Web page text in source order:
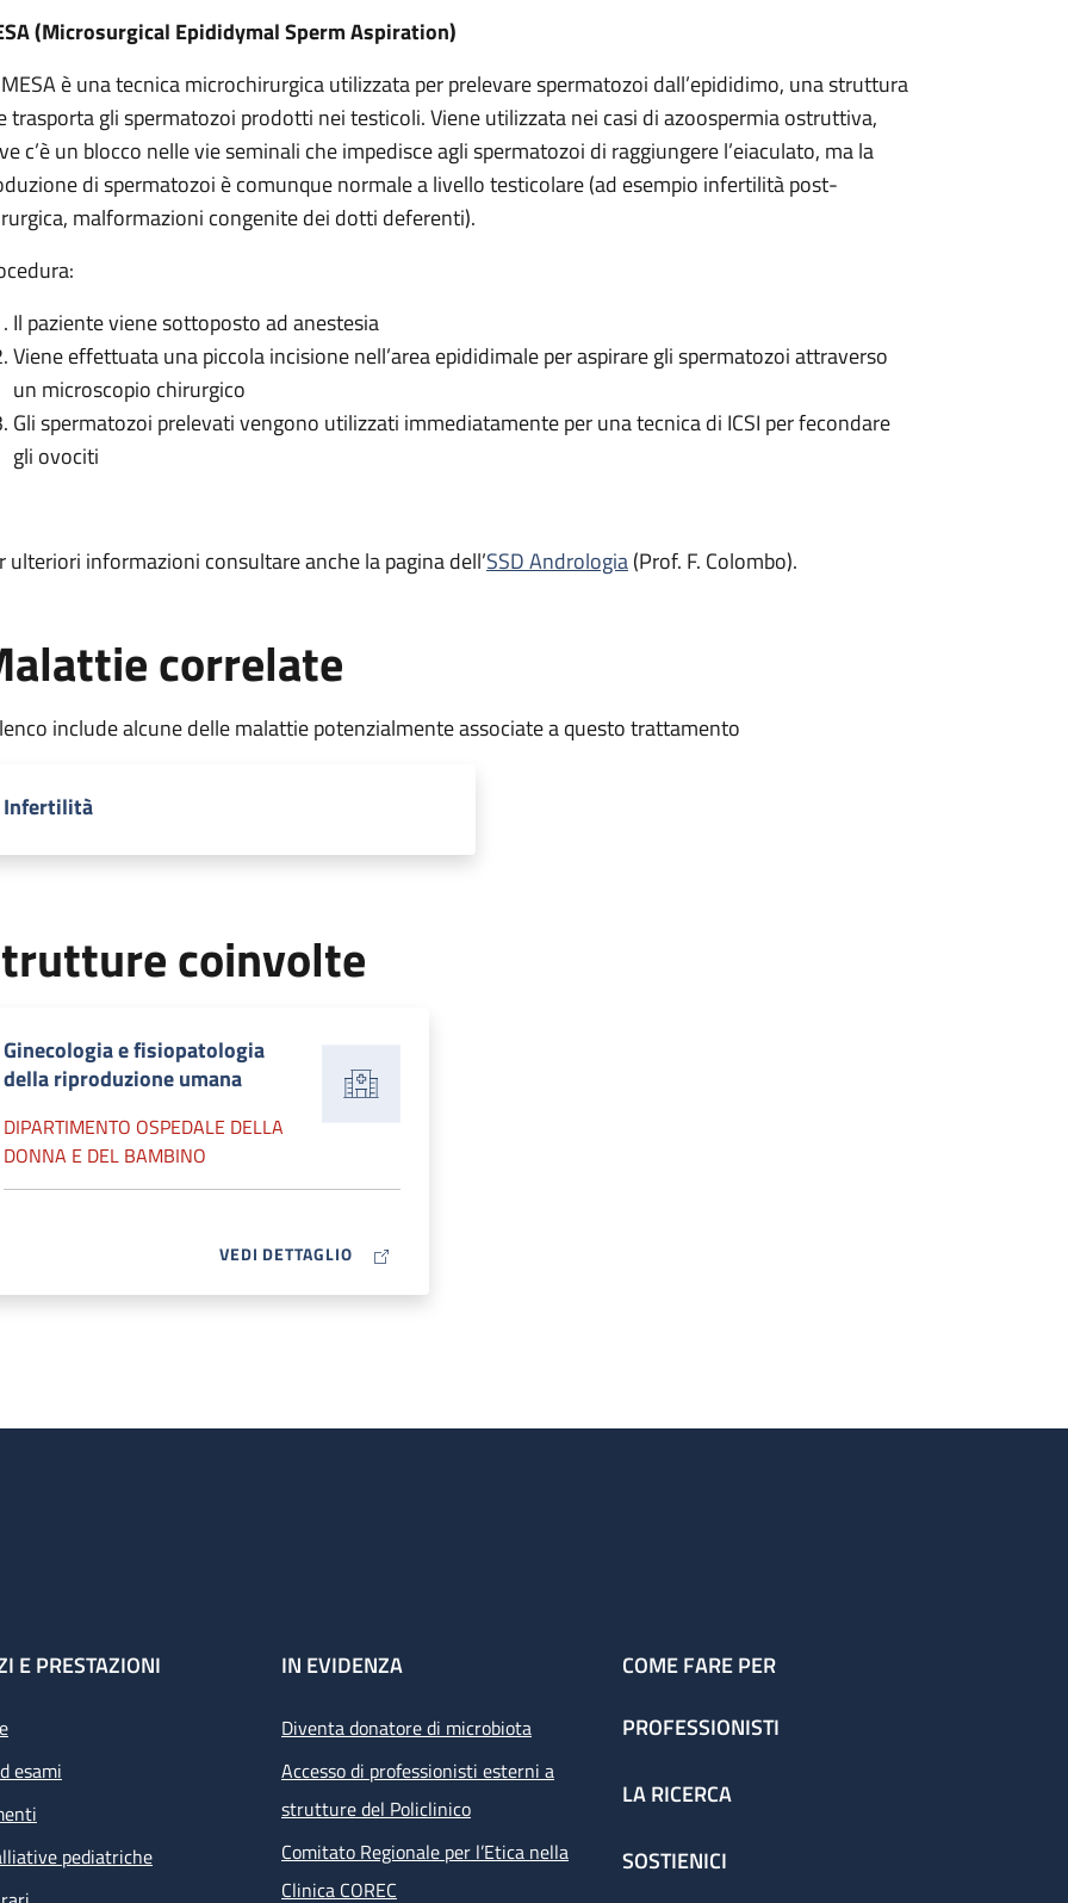
(Microsurgical Epididymal Sperm Aspiration)
è una tecnica microchirurgica utilizzata per prelevare spermatozoi dall’epididimo, una struttura
trasporta gli spermatozoi prodotti nei testicoli. Viene utilizzata nei casi di azoospermia ostruttiva,
c’è un blocco nelle vie seminali che impedisce agli spermatozoi di raggiungere l’eiaculato, ma la
di spermatozoi è comunque normale a livello testicolare (ad esempio infertilità post-
malformazioni congenite dei dotti deferenti).
Il paziente viene sottoposto ad anestesia
Viene effettuata una piccola incisione nell’area epididimale per aspirare gli spermatozoi attraverso
un microscopio chirurgico
Gli spermatozoi prelevati vengono utilizzati immediatamente per una tecnica di ICSI per fecondare
gli ovociti
ulteriori informazioni consultare anche la pagina dell’SSD Andrologia(Prof. F. Colombo).
correlate
include alcune delle malattie potenzialmente associate a questo trattamento
Infertilità
coinvolte
Ginecologia e fisiopatologia
della riproduzione umana
DIPARTIMENTO OSPEDALE DELLA
DONNA E DEL BAMBINO
VEDI DETTAGLIOMAP ICON
E PRESTAZIONI
esami
pediatriche
IN EVIDENZA
Diventa donatore di microbiota
Accesso di professionisti esterni a
strutture del Policlinico
Comitato Regionale per l’Etica nella
Clinica COREC
COME FARE PER
PROFESSIONISTI
LA RICERCA
SOSTIENICI